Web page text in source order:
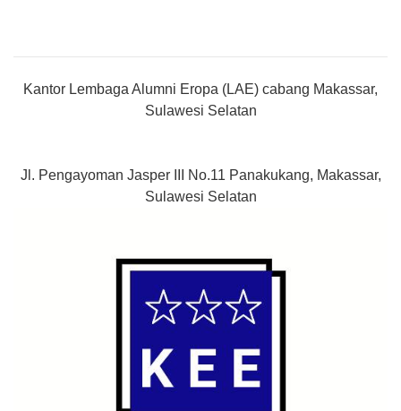
Kantor Lembaga Alumni Eropa (LAE) cabang Makassar,
Sulawesi Selatan
Jl. Pengayoman Jasper III No.11 Panakukang, Makassar,
Sulawesi Selatan